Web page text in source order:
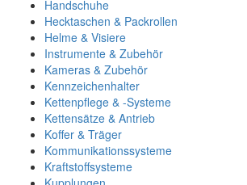
Handschuhe
Hecktaschen & Packrollen
Helme & Visiere
Instrumente & Zubehör
Kameras & Zubehör
Kennzeichenhalter
Kettenpflege & -Systeme
Kettensätze & Antrieb
Koffer & Träger
Kommunikationssysteme
Kraftstoffsysteme